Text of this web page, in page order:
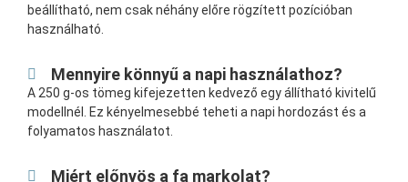
beállítható, nem csak néhány előre rögzített pozícióban
használható.
Mennyire könnyű a napi használathoz?
A 250 g-os tömeg kifejezetten kedvező egy állítható kivitelű
modellnél. Ez kényelmesebbé teheti a napi hordozást és a
folyamatos használatot.
Miért előnyös a fa markolat?